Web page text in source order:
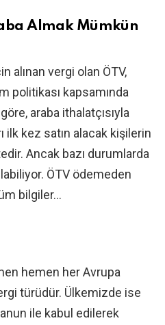
Almak Mümkün
alınan vergi olan ÖTV,
politikası kapsamında
araba ithalatçısıyla
ilk kez satın alacak kişilerin
Ancak bazı durumlarda
ÖTV ödemeden
bilgiler…
hemen her Avrupa
türüdür. Ülkemizde ise
ile kabul edilerek